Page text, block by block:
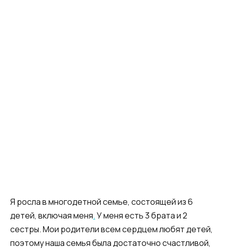
Я росла в многодетной семье, состоящей из 6
детей, включая меня.У меня есть 3 брата и 2
сестры. Мои родители всем сердцем любят детей,
поэтому наша семья была достаточно счастливой,